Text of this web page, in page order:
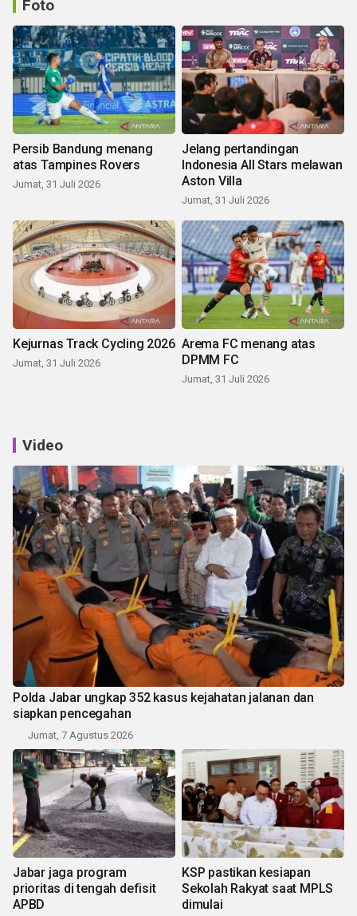
Foto
Persib Bandung menang
atas Tampines Rovers
Jumat, 31 Juli 2026
Jelang pertandingan
Indonesia All Stars melawan
Aston Villa
Jumat, 31 Juli 2026
Kejurnas Track Cycling 2026
Jumat, 31 Juli 2026
Arema FC menang atas
DPMM FC
Jumat, 31 Juli 2026
Video
Polda Jabar ungkap 352 kasus kejahatan jalanan dan
siapkan pencegahan
Jumat, 7 Agustus 2026
Jabar jaga program
prioritas di tengah defisit
APBD
KSP pastikan kesiapan
Sekolah Rakyat saat MPLS
dimulai